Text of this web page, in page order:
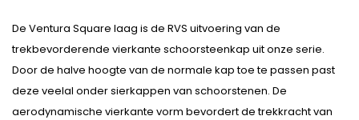
De Ventura Square laag is de RVS uitvoering van de
trekbevorderende vierkante schoorsteenkap uit onze serie.
Door de halve hoogte van de normale kap toe te passen past
deze veelal onder sierkappen van schoorstenen. De
aerodynamische vierkante vorm bevordert de trekkracht van